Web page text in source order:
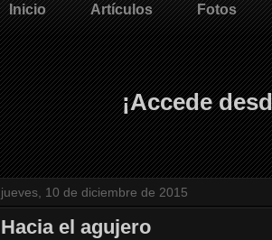
Inicio Artículos Fotos
¡Accede
jueves, 10 de diciembre de 2015
Hacia el agujero